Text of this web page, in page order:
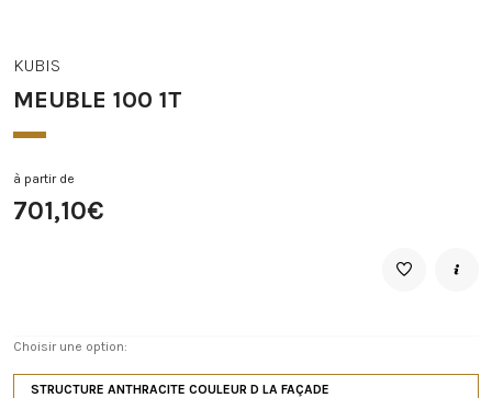
KUBIS
MEUBLE 100 1T
à partir de
701,10€
Choisir une option:
STRUCTURE ANTHRACITE COULEUR D LA FAÇADE